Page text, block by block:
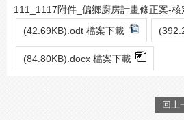
111_1117附件_偏鄉廚房計畫修正案-核
(42.69KB).odt 檔案下載
(84.80KB).docx 檔案下載
回上